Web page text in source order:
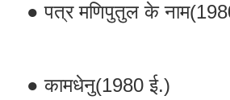
● पत्र मणिपुतुल के
● कामधेनु(1980 ई.)